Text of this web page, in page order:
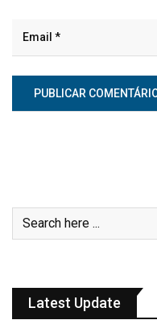
Latest Update